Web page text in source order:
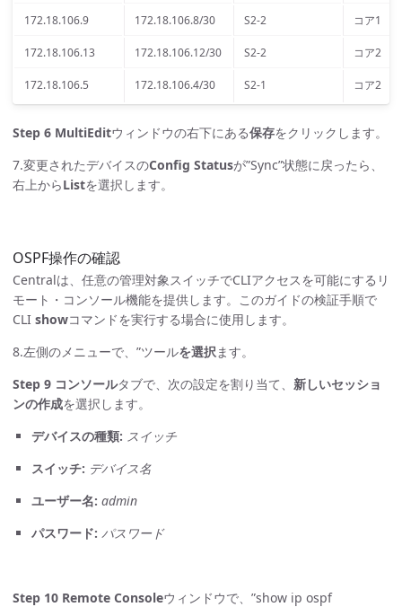
172.18.106.9 172.18.106.8/30 S2-2 コア1
172.18.106.13 172.18.106.12/30 S2-2 コア2
172.18.106.5 172.18.106.4/30 S2-1 コア2
Step 6 MultiEditウィンドウの右下にある保存をクリックします。
7.変更されたデバイスのConfig Statusが”Sync”状態に戻ったら、
右上からListを選択します。
OSPF操作の確認
Centralは、任意の管理対象スイッチでCLIアクセスを可能にするリ
モート・コンソール機能を提供します。このガイドの検証手順で
CLI showコマンドを実行する場合に使用します。
8.左側のメニューで、”ツールを選択 ます。
Step 9 コンソールタブで、次の設定を割り当て、 新しいセッショ
ンの作成を選択します。
デバイスの種類: スイッチ
スイッチ: デバイス名
ユーザー名: admin
パスワード: パスワード
Step 10 Remote Consoleウィンドウで、”show ip ospf